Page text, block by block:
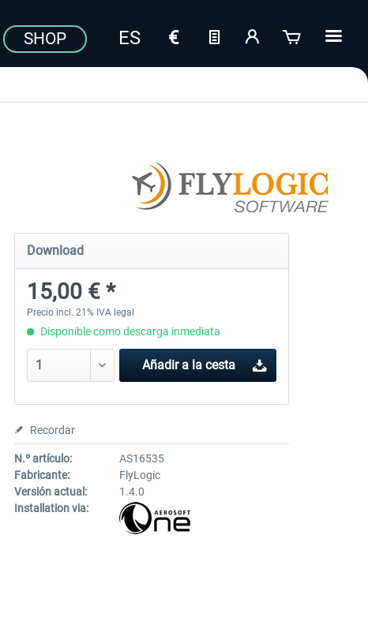
SHOP
Download
15,00 € *
Precio incl. 21% IVA legal
Disponible como descarga inmediata
Añadir a la cesta
Recordar
N.º artículo:
AS16535
Fabricante:
FlyLogic
Versión actual:
1.4.0
Installation via: